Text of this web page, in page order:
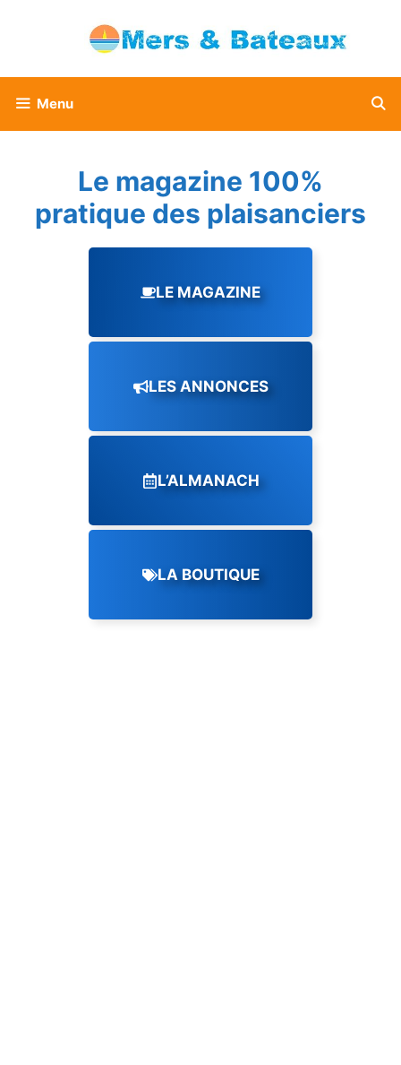
Menu
Le magazine 100%
pratique des plaisanciers
LE MAGAZINE
LES ANNONCES
L’ALMANACH
LA BOUTIQUE